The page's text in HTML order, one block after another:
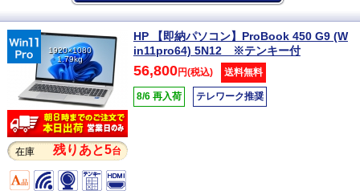
1920×1080
1.79kg
在庫 残りあと5台
HP 【即納パソコン】ProBook 450 G9 (W
in11pro64) 5N12 ※テンキー付
56,800円(税込) 送料無料
8/6 再入荷 テレワーク推奨